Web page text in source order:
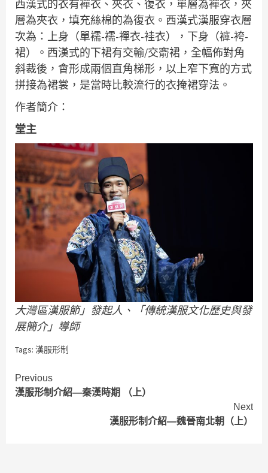
西漢式的衣有襌衣、夾衣、復衣，單層為襌衣，夾
層為夾衣，填充絲棉的為復衣。西漢式漢服穿衣層
次為：上身（單襦-襦-襌衣-袿衣），下身（褲-袴-
裙）。西漢式的下裙有交輸/交窬裙，全幅佈對角
斜裁後，會形成兩個直角梯形，以上窄下寬的方式
拼接為裙裳，是當時比較流行的衣掩裙穿法。
作者簡介：
堂主
大灣區漢服節」發起人、「傳統漢服文化歷史與發
展簡介」導師
Tags: 漢服形制
Continue
Reading
Previous
漢服形制介紹—秦漢時期 （上）
Next
漢服形制介紹—魏晉南北朝（上）